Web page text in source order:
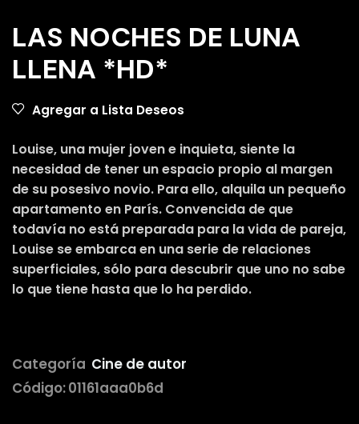
LAS NOCHES DE LUNA
LLENA *HD*
Agregar a Lista Deseos
Louise, una mujer joven e inquieta, siente la
necesidad de tener un espacio propio al margen
de su posesivo novio. Para ello, alquila un pequeño
apartamento en París. Convencida de que
todavía no está preparada para la vida de pareja,
Louise se embarca en una serie de relaciones
superficiales, sólo para descubrir que uno no sabe
lo que tiene hasta que lo ha perdido.
Categoría Cine de autor
Código:01161aaa0b6d